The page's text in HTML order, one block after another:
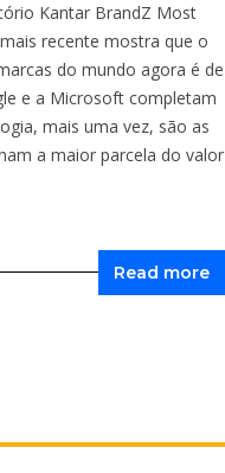
Kantar BrandZ Most
recente mostra que o
do mundo agora é de
e a Microsoft completam
mais uma vez, são as
a maior parcela do valor
Read more